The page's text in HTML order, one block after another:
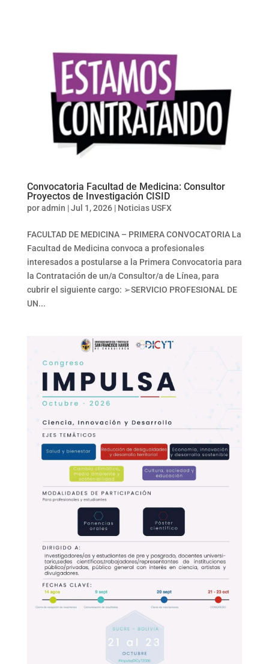
Convocatoria Facultad de Medicina: Consultor
Proyectos de Investigación CISID
poradmin |Jul 1, 2026| Noticias USFX
FACULTAD DE MEDICINA – PRIMERA CONVOCATORIA La
Facultad de Medicina convoca a profesionales
interesados a postularse a la Primera Convocatoria para
la Contratación de un/a Consultor/a de Línea, para
cubrir el siguiente cargo: ➢SERVICIO PROFESIONAL DE
UN...